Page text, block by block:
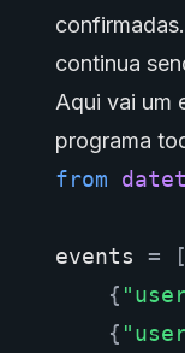
continua
Aqui vai um
programa
from
events =
[
{
{